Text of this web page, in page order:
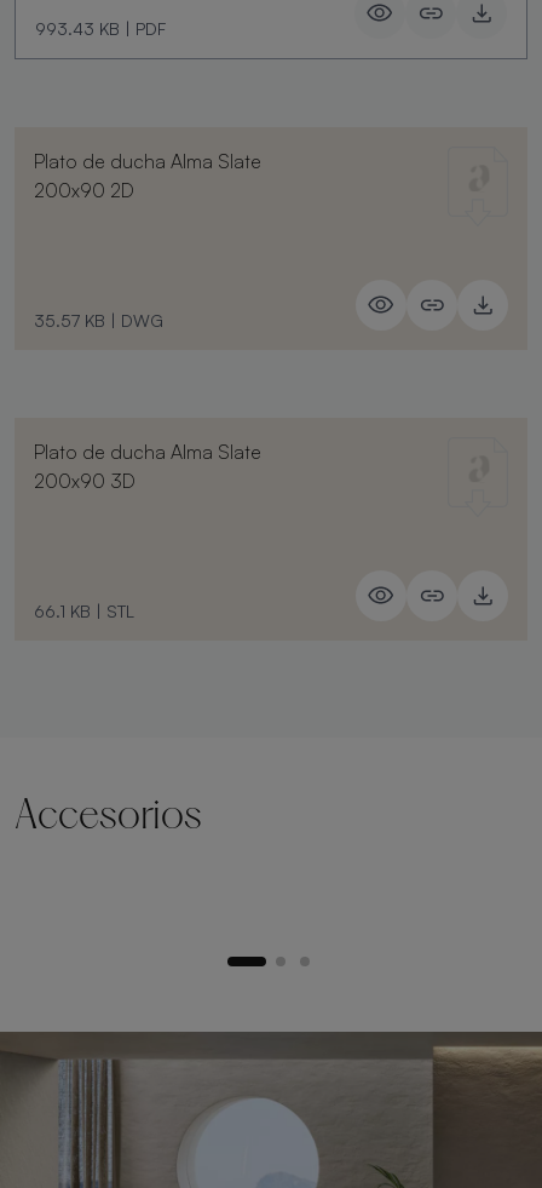
993.43 KB | PDF
Plato de ducha Alma Slate
200x90 2D
35.57 KB | DWG
Plato de ducha Alma Slate
200x90 3D
66.1 KB | STL
Accesorios